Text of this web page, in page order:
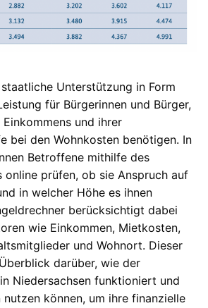
Unterstützung in Form
für Bürgerinnen und Bürger,
und ihrer
bei den Wohnkosten benötigen. In
Betroffene mithilfe des
online prüfen, ob sie Anspruch auf
in welcher Höhe es ihnen
berücksichtigt dabei
wie Einkommen, Mietkosten,
und Wohnort. Dieser
darüber, wie der
Niedersachsen funktioniert und
können, um ihre finanzielle